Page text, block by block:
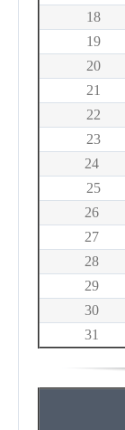
18
19
20
21
22
23
24
25
26
27
28
29
30
31